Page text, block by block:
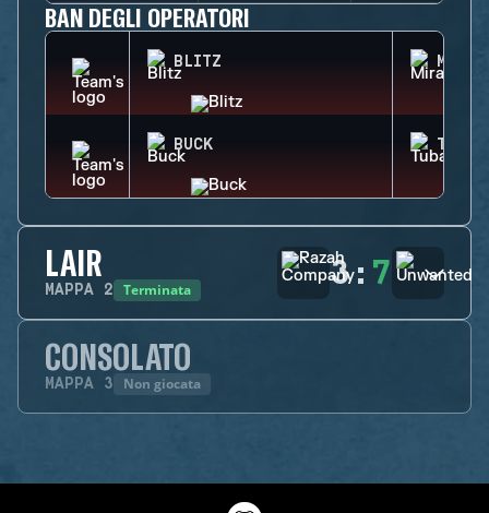
BAN DEGLI OPERATORI
BLITZ MIRA
BUCK
LAIR
MAPPA 2 Terminata 3: 7
CONSOLATO
MAPPA 3 Non giocata